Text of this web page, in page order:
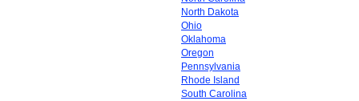
North Dakota
Ohio
Oklahoma
Oregon
Pennsylvania
Rhode Island
South Carolina